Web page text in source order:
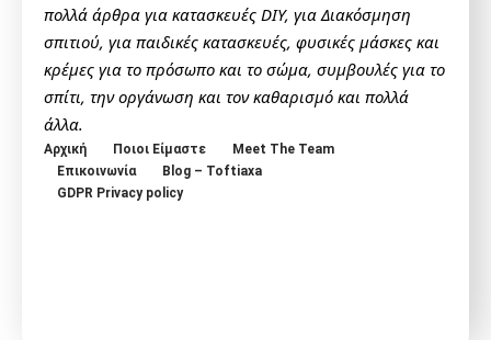
πολλά άρθρα για κατασκευές DIY, για Διακόσμηση
σπιτιού, για παιδικές κατασκευές, φυσικές μάσκες και
κρέμες για το πρόσωπο και το σώμα, συμβουλές για το
σπίτι, την οργάνωση και τον καθαρισμό και πολλά
άλλα.
Αρχική Ποιοι Είμαστε
Meet The Team
Επικοινωνία
Blog – Toftiaxa
GDPR Privacy policy